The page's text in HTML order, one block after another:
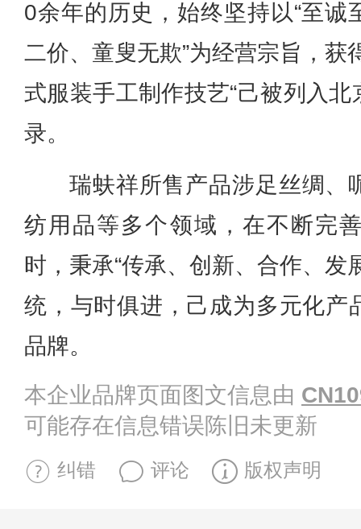
0余年的历史，始终坚持以“至诚
二价、童叟无欺”为经营宗旨，获
式服装手工制作技艺“己被列入
录。
瑞蚨祥所售产品涉足丝绸、
纺用品等多个领域，在不断完
时，秉承“传承、创新、合作、发
统，与时俱进，己成为多元化产
品牌。
本企业品牌页面图文信息由
可能存在信息错误陈旧未更新
纠错 评论 版权声明